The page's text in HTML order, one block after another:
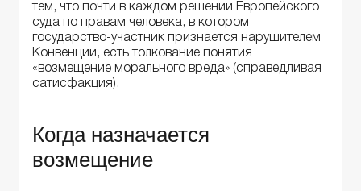
тем, что почти в каждом решении Европейского
суда по правам человека, в котором
государство-участник признается нарушителем
Конвенции, есть толкование понятия
«возмещение морального вреда» (справедливая
сатисфакция).
Когда назначается
возмещение